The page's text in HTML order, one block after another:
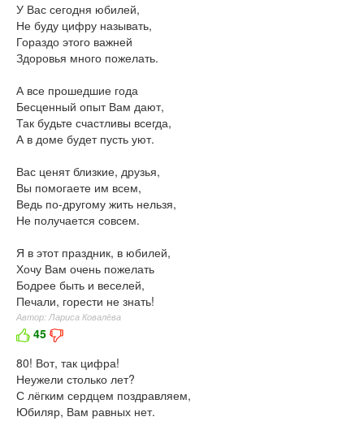
У Вас сегодня юбилей,
Не буду цифру называть,
Гораздо этого важней
Здоровья много пожелать.
А все прошедшие года
Бесценный опыт Вам дают,
Так будьте счастливы всегда,
А в доме будет пусть уют.
Вас ценят близкие, друзья,
Вы помогаете им всем,
Ведь по-другому жить нельзя,
Не получается совсем.
Я в этот праздник, в юбилей,
Хочу Вам очень пожелать
Бодрее быть и веселей,
Печали, горести не знать!
Автор: Лариса Ковалёва
45
80! Вот, так цифра!
Неужели столько лет?
С лёгким сердцем поздравляем,
Юбиляр, Вам равных нет.